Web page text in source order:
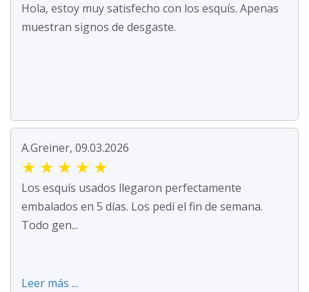
Hola, estoy muy satisfecho con los esquís. Apenas
muestran signos de desgaste.
A.Greiner, 09.03.2026
★ ★ ★ ★ ★
Los esquís usados llegaron perfectamente
embalados en 5 días. Los pedí el fin de semana.
Todo gen...
Leer más ...